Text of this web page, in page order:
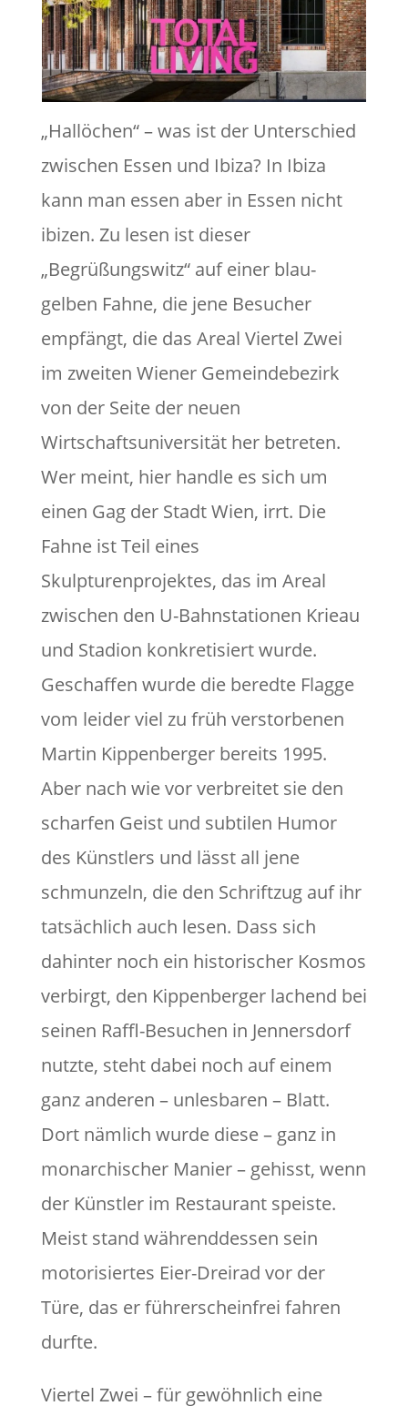
„Hallöchen“ – was ist der Unterschied
zwischen Essen und Ibiza? In Ibiza
kann man essen aber in Essen nicht
ibizen. Zu lesen ist dieser
„Begrüßungswitz“ auf einer blau-
gelben Fahne, die jene Besucher
empfängt, die das Areal Viertel Zwei
im zweiten Wiener Gemeindebezirk
von der Seite der neuen
Wirtschaftsuniversität her betreten.
Wer meint, hier handle es sich um
einen Gag der Stadt Wien, irrt. Die
Fahne ist Teil eines
Skulpturenprojektes, das im Areal
zwischen den U-Bahnstationen Krieau
und Stadion konkretisiert wurde.
Geschaffen wurde die beredte Flagge
vom leider viel zu früh verstorbenen
Martin Kippenberger bereits 1995.
Aber nach wie vor verbreitet sie den
scharfen Geist und subtilen Humor
des Künstlers und lässt all jene
schmunzeln, die den Schriftzug auf ihr
tatsächlich auch lesen. Dass sich
dahinter noch ein historischer Kosmos
verbirgt, den Kippenberger lachend bei
seinen Raffl-Besuchen in Jennersdorf
nutzte, steht dabei noch auf einem
ganz anderen – unlesbaren – Blatt.
Dort nämlich wurde diese – ganz in
monarchischer Manier – gehisst, wenn
der Künstler im Restaurant speiste.
Meist stand währenddessen sein
motorisiertes Eier-Dreirad vor der
Türe, das er führerscheinfrei fahren
durfte.
Viertel Zwei – für gewöhnlich eine